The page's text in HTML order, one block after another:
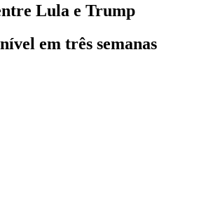
Lula e Trump
em três semanas